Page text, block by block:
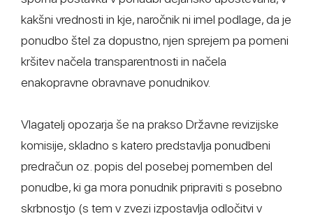
kakšni vrednosti in kje, naročnik ni imel podlage, da je
ponudbo štel za dopustno, njen sprejem pa pomeni
kršitev načela transparentnosti in načela
enakopravne obravnave ponudnikov.
Vlagatelj opozarja še na prakso Državne revizijske
komisije, skladno s katero predstavlja ponudbeni
predračun oz. popis del posebej pomemben del
ponudbe, ki ga mora ponudnik pripraviti s posebno
skrbnostjo (s tem v zvezi izpostavlja odločitvi v